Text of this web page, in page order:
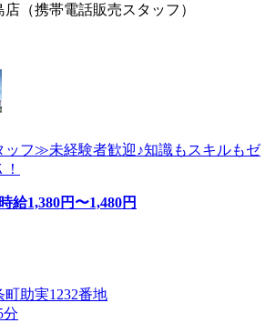
（携帯電話販売スタッフ）
フ≫未経験者歓迎♪知識もスキルもゼ
給1,380円〜1,480円
助実1232番地
分